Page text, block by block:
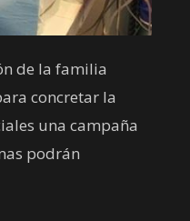
de la familia
concretar la
una campaña
podrán